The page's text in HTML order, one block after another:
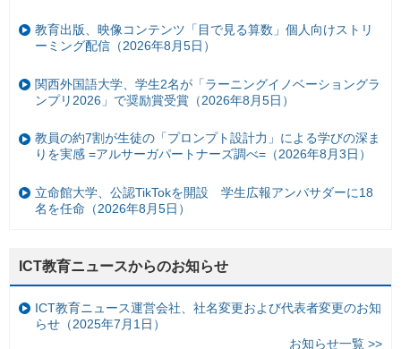
教育出版、映像コンテンツ「目で見る算数」個人向けストリ
ーミング配信（2026年8月5日）
関西外国語大学、学生2名が「ラーニングイノベーショングラ
ンプリ2026」で奨励賞受賞（2026年8月5日）
教員の約7割が生徒の「プロンプト設計力」による学びの深ま
りを実感 =アルサーガパートナーズ調べ=（2026年8月3日）
立命館大学、公認TikTokを開設 学生広報アンバサダーに18
名を任命（2026年8月5日）
ICT教育ニュースからのお知らせ
ICT教育ニュース運営会社、社名変更および代表者変更のお知
らせ（2025年7月1日）
お知らせ一覧 >>